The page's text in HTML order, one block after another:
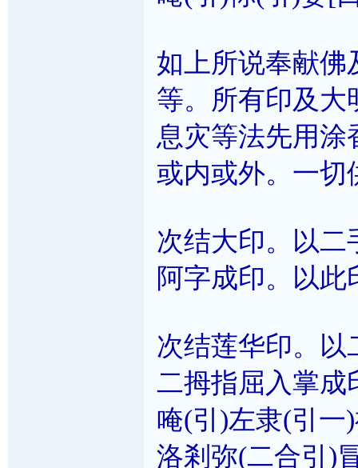
如上所说奉献佛
等。所有印及大
息灾等法先用涂
或内或外。一切
次结大印。以二
阿字成印。以此
次结莲华印。以
二拇指屈入掌成
唵(引)左隶(引一
洛剎弥(二合引)